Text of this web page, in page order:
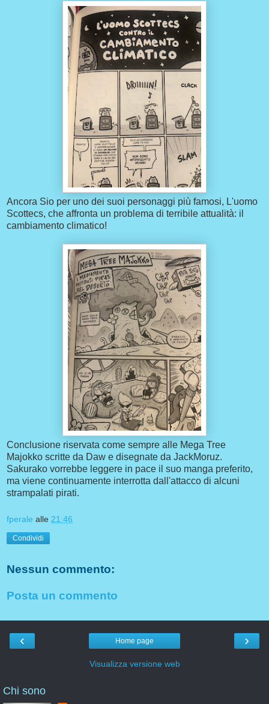
Ancora Sio per uno dei suoi personaggi più famosi, L'uomo
Scottecs, che affronta un problema di terribile attualità: il
cambiamento climatico!
Conclusione riservata come sempre alle Mega Tree
Majokko scritte da Daw e disegnate da JackMoruz.
Sakurako vorrebbe leggere in pace il suo manga preferito,
ma viene continuamente interrotta dall'attacco di alcuni
strampalati pirati.
fperale alle 21:46
Condividi
Nessun commento:
Posta un commento
‹ ›
Home page
Visualizza versione web
Chi sono